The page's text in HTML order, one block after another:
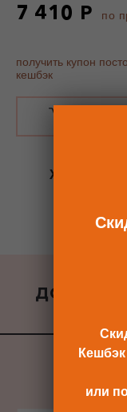
7 410 Р по
получить купон
кешбэк
Хотите
или